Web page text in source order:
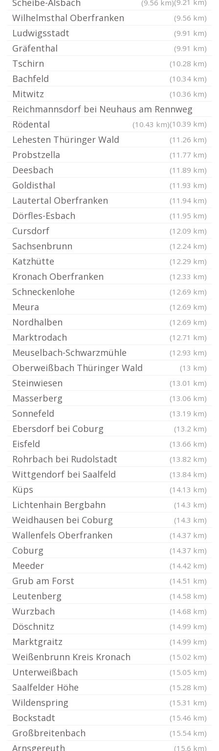
(9.21 km)
Scheibe-Alsbach (9.56 km)
Wilhelmsthal Oberfranken (9.56 km)
Ludwigsstadt (9.91 km)
Gräfenthal (9.91 km)
Tschirn (10.28 km)
Bachfeld (10.34 km)
Mitwitz (10.36 km)
Reichmannsdorf bei Neuhaus am Rennweg
(10.39 km)
Rödental (10.43 km)
Lehesten Thüringer Wald (11.26 km)
Probstzella (11.77 km)
Deesbach (11.89 km)
Goldisthal (11.93 km)
Lautertal Oberfranken (11.94 km)
Dörfles-Esbach (11.95 km)
Cursdorf (12.09 km)
Sachsenbrunn (12.24 km)
Katzhütte (12.29 km)
Kronach Oberfranken (12.33 km)
Schneckenlohe (12.69 km)
Meura (12.69 km)
Nordhalben (12.69 km)
Marktrodach (12.71 km)
Meuselbach-Schwarzmühle (12.93 km)
Oberweißbach Thüringer Wald (13 km)
Steinwiesen (13.01 km)
Masserberg (13.06 km)
Sonnefeld (13.19 km)
Ebersdorf bei Coburg (13.2 km)
Eisfeld (13.66 km)
Rohrbach bei Rudolstadt (13.82 km)
Wittgendorf bei Saalfeld (13.84 km)
Küps (14.13 km)
Lichtenhain Bergbahn (14.3 km)
Weidhausen bei Coburg (14.3 km)
Wallenfels Oberfranken (14.37 km)
Coburg (14.37 km)
Meeder (14.42 km)
Grub am Forst (14.51 km)
Leutenberg (14.58 km)
Wurzbach (14.68 km)
Döschnitz (14.99 km)
Marktgraitz (14.99 km)
Weißenbrunn Kreis Kronach (15.02 km)
Unterweißbach (15.05 km)
Saalfelder Höhe (15.28 km)
Wildenspring (15.31 km)
Bockstadt (15.46 km)
Großbreitenbach (15.54 km)
Arnsgereuth (15.6 km)